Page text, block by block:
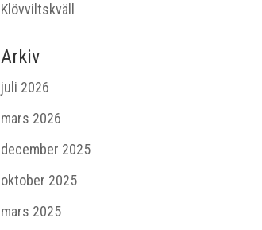
Klövviltskväll
Arkiv
juli 2026
mars 2026
december 2025
oktober 2025
mars 2025